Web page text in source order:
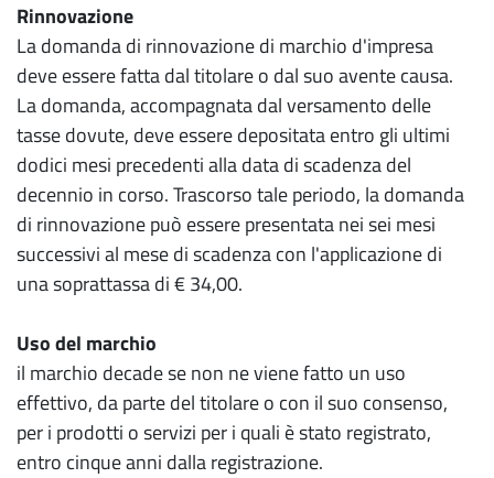
Rinnovazione
La domanda di rinnovazione di marchio d'impresa
deve essere fatta dal titolare o dal suo avente causa.
La domanda, accompagnata dal versamento delle
tasse dovute, deve essere depositata entro gli ultimi
dodici mesi precedenti alla data di scadenza del
decennio in corso. Trascorso tale periodo, la domanda
di rinnovazione può essere presentata nei sei mesi
successivi al mese di scadenza con l'applicazione di
una soprattassa di € 34,00.
Uso del marchio
il marchio decade se non ne viene fatto un uso
effettivo, da parte del titolare o con il suo consenso,
per i prodotti o servizi per i quali è stato registrato,
entro cinque anni dalla registrazione.